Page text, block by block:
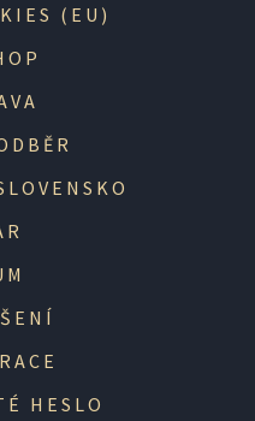
(EU)
HESLO